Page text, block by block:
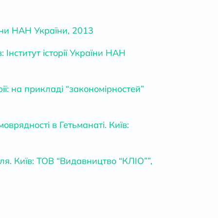
НАН України, 2013
історії України НАН
на прикладі “закономірностей”
в Гетьманаті. Київ:
Київ: ТОВ “Видавництво “КЛІО””,